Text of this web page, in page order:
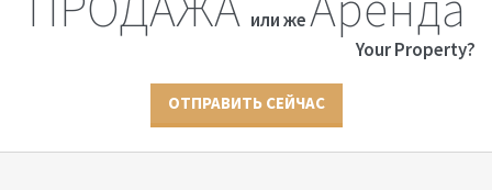
или же
Your Property?
ОТПРАВИТЬ СЕЙЧАС